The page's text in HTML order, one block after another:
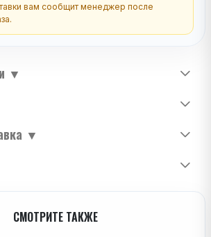
вам сообщит менеджер после
▼
▼
СМОТРИТЕ ТАКЖЕ